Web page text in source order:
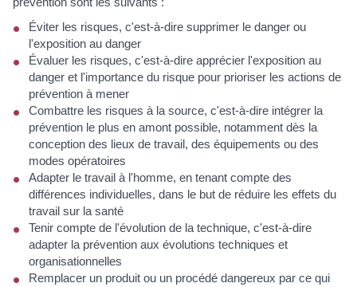
Éviter les risques, c'est-à-dire supprimer le danger ou
l'exposition au danger
Évaluer les risques, c'est-à-dire apprécier l'exposition au
danger et l'importance du risque pour prioriser les actions de
prévention à mener
Combattre les risques à la source, c'est-à-dire intégrer la
prévention le plus en amont possible, notamment dès la
conception des lieux de travail, des équipements ou des
modes opératoires
Adapter le travail à l'homme, en tenant compte des
différences individuelles, dans le but de réduire les effets du
travail sur la santé
Tenir compte de l'évolution de la technique, c'est-à-dire
adapter la prévention aux évolutions techniques et
organisationnelles
Remplacer un produit ou un procédé dangereux par ce qui